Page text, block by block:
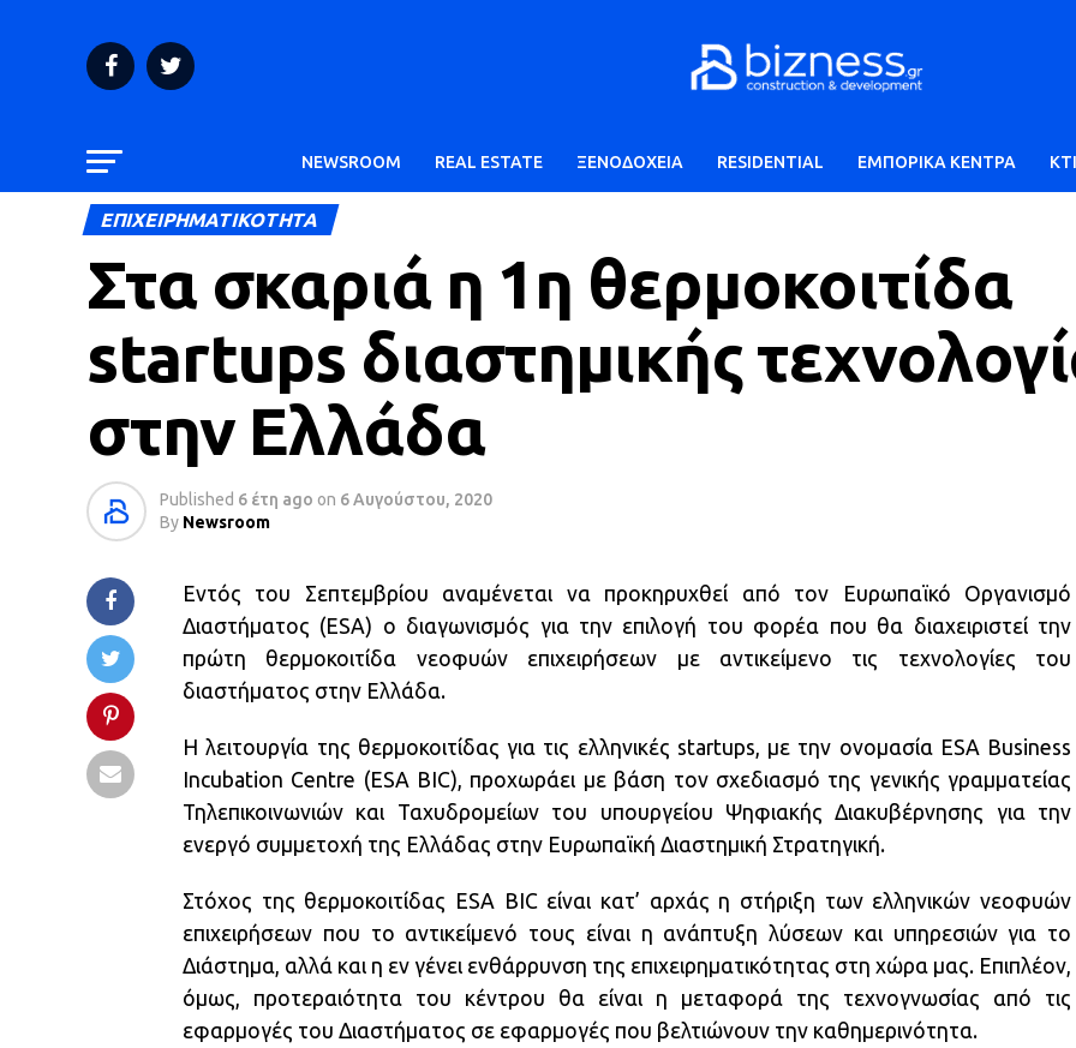
NEWSROOM REAL ESTATE ΞΕΝΟΔΟΧΕΙΑ RESIDENTIAL ΕΜΠΟΡΙΚΑ ΚΕΝΤΡΑ
ΕΠΙΧΕΙΡΗΜΑΤΙΚΟΤΗΤΑ
Στα σκαριά η 1η θερμοκοιτίδα
startups διαστημικής
στην Ελλάδα
Published 6 έτη ago on 6 Αυγούστου, 2020
By Newsroom
Εντός του Σεπτεμβρίου αναμένεται να προκηρυχθεί από τον Ευρωπαϊκό Οργανισμό
Διαστήματος (ESA) ο διαγωνισμός για την επιλογή του φορέα που θα διαχειριστεί την
πρώτη θερμοκοιτίδα νεοφυών επιχειρήσεων με αντικείμενο τις τεχνολογίες του
διαστήματος στην Ελλάδα.
Η λειτουργία της θερμοκοιτίδας για τις ελληνικές startups, με την ονομασία ESA Business
Incubation Centre (ESA BIC), προχωράει με βάση τον σχεδιασμό της γενικής γραμματείας
Τηλεπικοινωνιών και Ταχυδρομείων του υπουργείου Ψηφιακής Διακυβέρνησης για την
ενεργό συμμετοχή της Ελλάδας στην Ευρωπαϊκή Διαστημική Στρατηγική.
Στόχος της θερμοκοιτίδας ESA BIC είναι κατ’ αρχάς η στήριξη των ελληνικών νεοφυών
επιχειρήσεων που το αντικείμενό τους είναι η ανάπτυξη λύσεων και υπηρεσιών για το
Διάστημα, αλλά και η εν γένει ενθάρρυνση της επιχειρηματικότητας στη χώρα μας. Επιπλέον,
όμως, προτεραιότητα του κέντρου θα είναι η μεταφορά της τεχνογνωσίας από τις
εφαρμογές του Διαστήματος σε εφαρμογές που βελτιώνουν την καθημερινότητα.